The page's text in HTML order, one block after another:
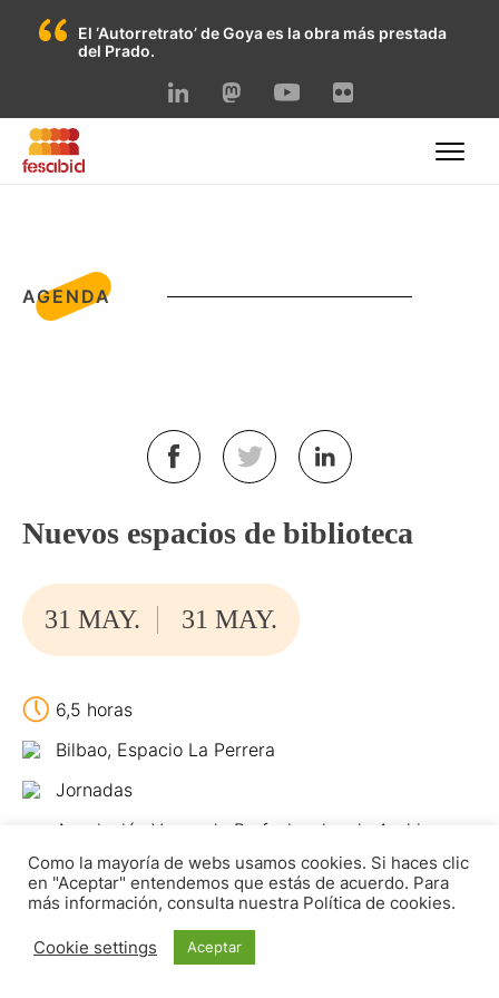
El ‘Autorretrato’ de Goya es la obra más prestada
del Prado.
AGENDA
Nuevos espacios de biblioteca
31 MAY. 31 MAY.
6,5 horas
Bilbao, Espacio La Perrera
Jornadas
Asociación Vasca de Profesionales de Archivos,
Artxibo, Liburutegui eta Dokumentazio
Zentroetako Profesionalen Euskal Elkartea
(ALDEE)
Como la mayoría de webs usamos cookies. Si haces clic
en "Aceptar" entendemos que estás de acuerdo. Para
más información, consulta nuestra Política de cookies.
Cookie settings Aceptar